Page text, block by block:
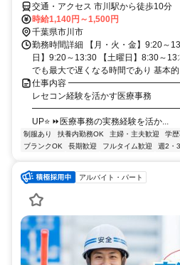
交通・アクセス 市川駅から徒歩10分
時給1,140円～1,500円
千葉県市川市
勤務時間詳細 【月・火・金】9:20～
日】9:20～13:30 【土曜日】8:30～
でも最大で遅くなる時間であり 基本的...
仕事内容
レセコン経験を活かす医療事務
━━━━━━━━━━━━━━━━━━━━
UP⭐ ⏩医療事務の実務経験を活か...
制服あり 扶養内勤務OK 主婦・主夫歓迎 学
ブランクOK
長期歓迎 フルタイム歓迎 週2・
アルバイト・パート